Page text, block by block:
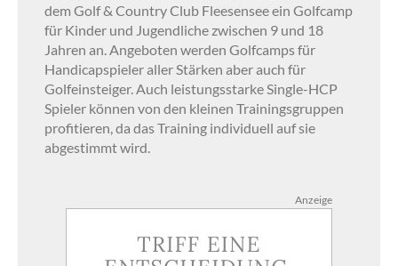
dem Golf & Country Club Fleesensee ein Golfcamp
für Kinder und Jugendliche zwischen 9 und 18
Jahren an. Angeboten werden Golfcamps für
Handicapspieler aller Stärken aber auch für
Golfeinsteiger. Auch leistungsstarke Single-HCP
Spieler können von den kleinen Trainingsgruppen
profitieren, da das Training individuell auf sie
abgestimmt wird.
Anzeige